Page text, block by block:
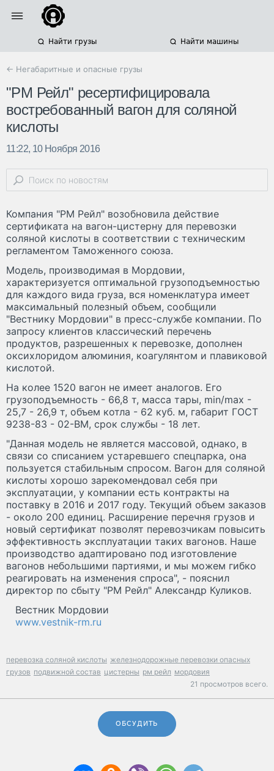
Найти грузы Найти машины
← Негабаритные и опасные грузы
"РМ Рейл" ресертифицировала
востребованный вагон для соляной
кислоты
11:22, 10 Ноября 2016
Компания "РМ Рейл" возобновила действие
сертификата на вагон-цистерну для перевозки
соляной кислоты в соответствии с техническим
регламентом Таможенного союза.
Модель, производимая в Мордовии,
характеризуется оптимальной грузоподъемностью
для каждого вида груза, вся номенклатура имеет
максимальный полезный объем, сообщили
"Вестнику Мордовии" в пресс-службе компании. По
запросу клиентов классический перечень
продуктов, разрешенных к перевозке, дополнен
оксихлоридом алюминия, коагулянтом и плавиковой
кислотой.
На колее 1520 вагон не имеет аналогов. Его
грузоподъемность - 66,8 т, масса тары, min/max -
25,7 - 26,9 т, объем котла - 62 куб. м, габарит ГОСТ
9238-83 - 02-ВМ, срок службы - 18 лет.
"Данная модель не является массовой, однако, в
связи со списанием устаревшего спецпарка, она
пользуется стабильным спросом. Вагон для соляной
кислоты хорошо зарекомендовал себя при
эксплуатации, у компании есть контракты на
поставку в 2016 и 2017 году. Текущий объем заказов
- около 200 единиц. Расширение перечня грузов и
новый сертификат позволят перевозчикам повысить
эффективность эксплуатации таких вагонов. Наше
производство адаптировано под изготовление
вагонов небольшими партиями, и мы можем гибко
реагировать на изменения спроса", - пояснил
директор по сбыту "РМ Рейл" Александр Куликов.
Вестник Мордовии
www.vestnik-rm.ru
перевозка соляной кислоты железнодорожные перевозки опасных
грузов подвижной состав цистерны рм рейл мордовия
21 просмотров всего.
ОБСУДИТЬ